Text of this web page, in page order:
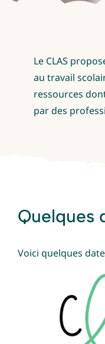
Le CLAS
au travail
ressources
par des
Quelques
Voici quelques